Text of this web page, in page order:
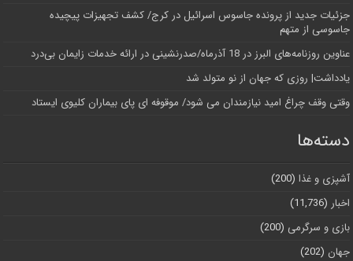
جزئیات جدید از پرونده جاسوس اسرائیل در کرج/‌ کشف تجهیزات پیچیده
جاسوسی از متهم
عناوین روزنامه‌های البرز در ‌18 آذرماه/صدرنشینی در ارائه خدمات زایمان بی‌درد
یادداشت| روزی که جهان از نو متولد شد
وقتی وقف چراغ امید نیازمندان می شود/ موقوفه ای پای بیماران کلیوی ایستاد
دسته‌ها
آشپزی و غذا (200)
اخبار (11,736)
بازی و سرگرمی (200)
جهان (202)